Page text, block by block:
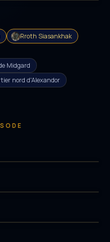
Rroth Siasankhak
Midgard
nord d'Alexandor